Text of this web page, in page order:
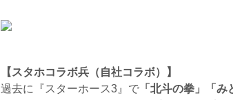
【スタホコラボ兵（自社コラボ）】
過去に『スターホース3』で 「北斗の拳」「み